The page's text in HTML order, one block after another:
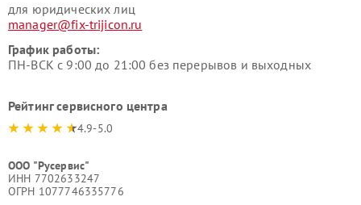
для юридических лиц
manager@fix-trijicon.ru
График работы:
ПН-ВСК с 9:00 до 21:00 без перерывов и выходных
Рейтинг сервисного центра
4.9-5.0
ООО "Русервис"
ИНН 7702633247
ОГРН 1077746335776